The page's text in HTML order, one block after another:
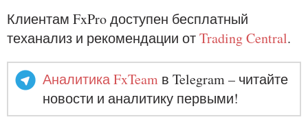
Клиентам FxPro доступен бесплатный
теханализ и рекомендации отTrading Central.
Аналитика FxTeam в Telegram – читайте
новости и аналитику первыми!